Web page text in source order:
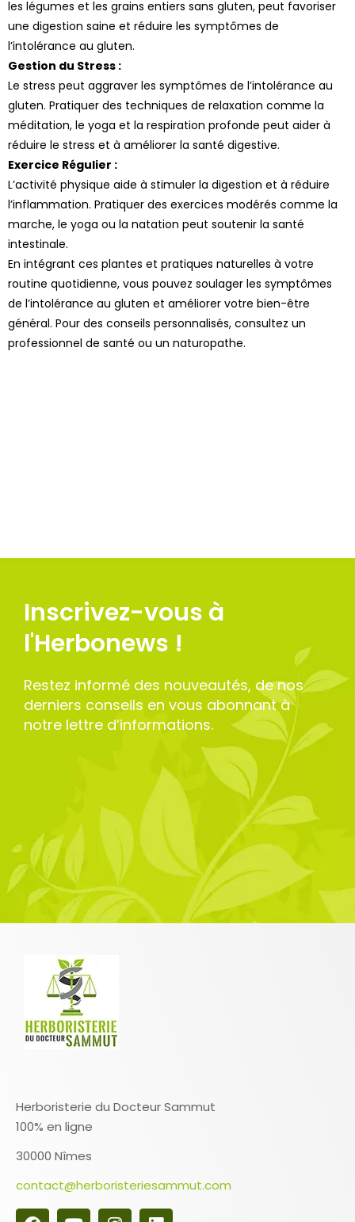
les légumes et les grains entiers sans gluten, peut favoriser
une digestion saine et réduire les symptômes de
l’intolérance au gluten.
Gestion du Stress :
Le stress peut aggraver les symptômes de l’intolérance au
gluten. Pratiquer des techniques de relaxation comme la
méditation, le yoga et la respiration profonde peut aider à
réduire le stress et à améliorer la santé digestive.
Exercice Régulier :
L’activité physique aide à stimuler la digestion et à réduire
l’inflammation. Pratiquer des exercices modérés comme la
marche, le yoga ou la natation peut soutenir la santé
intestinale.
En intégrant ces plantes et pratiques naturelles à votre
routine quotidienne, vous pouvez soulager les symptômes
de l’intolérance au gluten et améliorer votre bien-être
général. Pour des conseils personnalisés, consultez un
professionnel de santé ou un naturopathe.
Inscrivez-vous à
l'Herbonews !
Restez informé des nouveautés, de nos
derniers conseils en vous abonnant à
notre lettre d’informations.
Herboristerie du Docteur Sammut
100% en ligne
30000 Nîmes
contact@herboristeriesammut.com